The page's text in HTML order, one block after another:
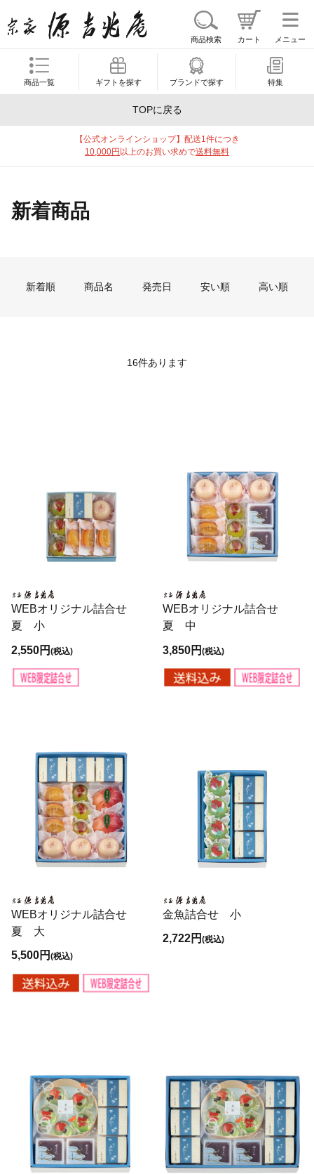
商品検索 カート メニュー
商品一覧 ギフトを探す ブランドで探す 特集
TOPに戻る
【公式オンラインショップ】配送1件につき
10,000円 以上のお買い求めで送料無料
新着商品
新着順 商品名 発売日 安い順 高い順
16件あります
WEBオリジナル詰合せ
夏 小
2,550円(税込)
WEBオリジナル詰合せ
夏 中
3,850円(税込)
WEBオリジナル詰合せ
夏 大
5,500円(税込)
金魚詰合せ 小
2,722円(税込)